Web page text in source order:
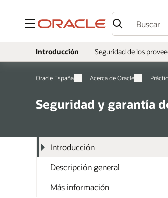
Menú
Introducción Seguridad de los
Oracle España Acerca de Oracle
Seguridad y garantía
Introducción
Descripción general
Más información